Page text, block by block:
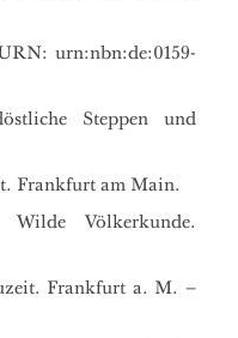
urn:nbn:de:0159-
Steppen und
Frankfurt am Main.
Wilde Völkerkunde.
Frankfurt a. M. –